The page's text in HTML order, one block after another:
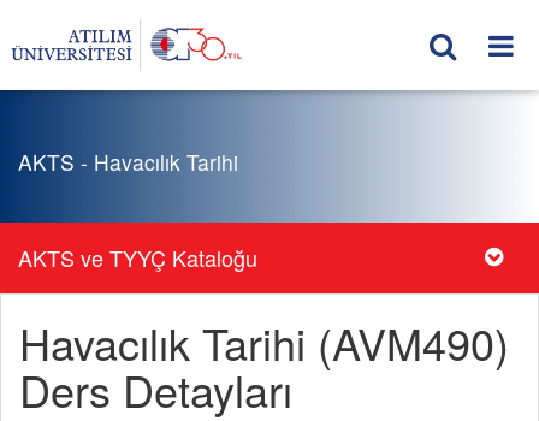
AKTS - Havacılık Tarihi
AKTS ve TYYÇ Kataloğu
Havacılık Tarihi (AVM490)
Ders Detayları